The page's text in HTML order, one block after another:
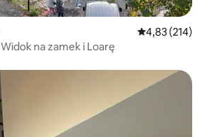
Średnia
4,83 (214)
Ładne mieszkanie Widok na zamek i Loarę